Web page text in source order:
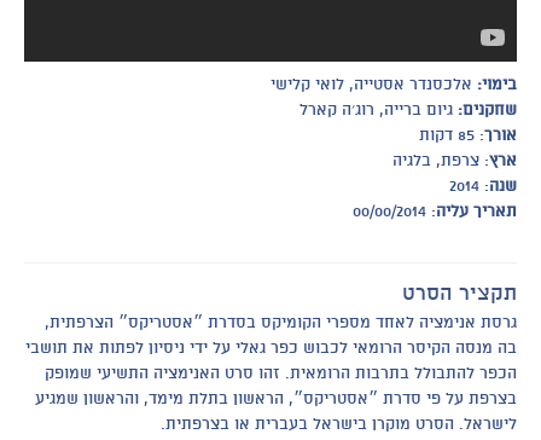
בימוי: אלכסנדר אסטייה, לואי קלישי
שחקנים: גיום ברייה, רוג׳ה קארל
אורך: 85 דקות
ארץ: צרפת, בלגיה
שנה: 2014
תאריך עליה: 00/00/2014
תקציר הסרט
גרסת אנימציה לאחד מספרי הקומיקס בסדרת ״אסטריקס״ הצרפתית,
בה מנסה הקיסר הרומאי לכבוש כפר גאלי על ידי ניסיון לפתות את תושבי
הכפר להתבולל בתרבות הרומאית. זהו סרט האנימציה התשיעי שמופק
בצרפת על פי סדרת ״אסטריקס״, הראשון בתלת מימד, והראשון שמגיע
לישראל. הסרט מוקרן בישראל בעברית או בצרפתית.